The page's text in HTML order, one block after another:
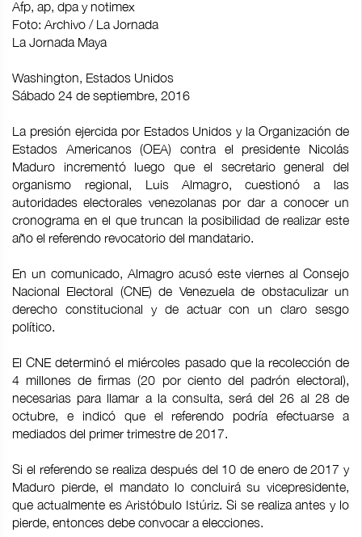
Afp, ap, dpa y notimex
Foto: Archivo / La Jornada
La Jornada Maya
Washington, Estados Unidos
Sábado 24 de septiembre, 2016
La presión ejercida por Estados Unidos y la Organización de
Estados Americanos (OEA) contra el presidente Nicolás
Maduro incrementó luego que el secretario general del
organismo regional, Luis Almagro, cuestionó a las
autoridades electorales venezolanas por dar a conocer un
cronograma en el que truncan la posibilidad de realizar este
año el referendo revocatorio del mandatario.
En un comunicado, Almagro acusó este viernes al Consejo
Nacional Electoral (CNE) de Venezuela de obstaculizar un
derecho constitucional y de actuar con un claro sesgo
político.
El CNE determinó el miércoles pasado que la recolección de
4 millones de firmas (20 por ciento del padrón electoral),
necesarias para llamar a la consulta, será del 26 al 28 de
octubre, e indicó que el referendo podría efectuarse a
mediados del primer trimestre de 2017.
Si el referendo se realiza después del 10 de enero de 2017 y
Maduro pierde, el mandato lo concluirá su vicepresidente,
que actualmente es Aristóbulo Istúriz. Si se realiza antes y lo
pierde, entonces debe convocar a elecciones.